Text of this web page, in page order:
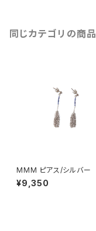
同じカテゴリの商品
MMM ピアス/シルバー
¥9,350